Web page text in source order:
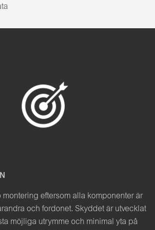
montering eftersom alla komponenter är
och fordonet. Skyddet är utvecklat
möjliga utrymme och minimal yta på